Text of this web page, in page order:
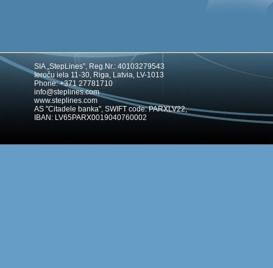
SIA „StepLines”, Reg.Nr.: 40103279543
Ieroču iela 11-30, Riga, Latvia, LV-1013
Phone: +371 27781710
info@steplines.com
www.steplines.com
AS "Citadele banka", SWIFT code: PARXLV22,
IBAN: LV65PARX0019040760002